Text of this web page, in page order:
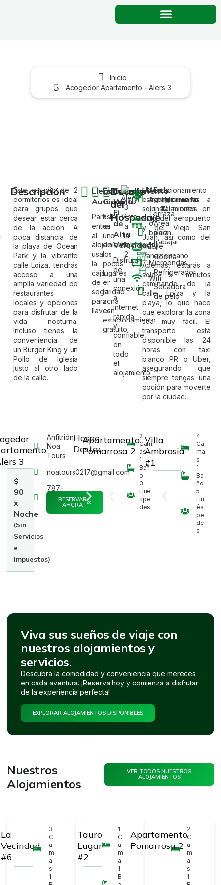
Inicio
Acogedor Apartamento - Alers 3
3
$
90
x
Noche
(Sin
Servicios
e
Impuestos)
Anfitrión:
Noa
Tours
noatours0217@gmail.com
787-
206-
7809
RESERVAR
AHORA
Hospedajes
Destacados
Apartamento
Pomarrosa 2
2
Cam
as
1
Bañ
o
3
Hué
spe
des
Villa
Ambrosia
#1
4
Ca
ma
s
1
Ba
ño
5
Hu
és
pe
de
s
Descripción
Este estudio de 2
dormitorios es ideal
para grupos que
desean estar cerca
de la acción. A
poca distancia de
la playa de Ocean
Park y la vibrante
calle Loíza, tendrás
acceso a una
amplia variedad de
restaurantes
locales y opciones
para disfrutar de la
vida nocturna.
Incluso tienes la
conveniencia de
un Burger King y un
Pollo de Iglesia
justo al otro lado
de la calle.
Llegada
Autónoma
Para
entrar
al
alojamiento,
usa
la
caja
de
seguridad
para
llaves.
Estacionamiento
Gratuito
Este
es
uno
de
los
pocos
lugares
en
la
zona
con
estacionamiento
gratuito.
Conexión
Wi-
Fi
de
Alta
Velocidad
Disfruta
de
una
conexión
a
internet
rápida
y
confiable
en
todo
el
alojamiento.
Detalle
del
Hospedaje
Aire
Acondicionado
Terraza
o
balcón
TV
Microondas
Wifi
Estacionamiento
gratuito en las
instalaciones
Área
para
trabajar
Cocina
Refrigerador
Secadora
de pelo
Ubicado
estratégicamente a
solo 10 minutos en
auto del aeropuerto
y del Viejo San
Juan, así como del
muelle
Panamericano.
Además, estarás a
solo 5 minutos
caminando de la
calle Loíza y la
playa, lo que hace
que explorar la zona
sea muy fácil. El
transporte está
disponible las 24
horas con taxi
blanco PR o Uber,
asegurando que
siempre tengas una
opción para moverte
por la ciudad.
Viva sus sueños de viaje con
nuestros alojamientos y
servicios.
Descubra la comodidad y conveniencia que mereces
en cada aventura. ¡Reserva hoy y comienza a disfrutar
de la experiencia perfecta!
EXPLORAR ALOJAMIENTOS DISPONIBLES
Nuestros
Alojamientos
VER TODOS NUESTROS
ALOJAMIENTOS
La
Vecindad
#6
3
C
a
m
a
s
1
Tauro
Lugar
#2
1
C
a
m
a
1
B
Apartamento
Pomarrosa 2
2
C
a
m
a
s
1